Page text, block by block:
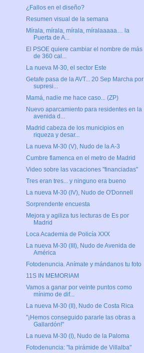
¿Fallos en el diseño?
Resumen visual de la semana
Mírala, mírala, mírala, míralaaaaa… la
Puerta de A...
El PSOE quiere cambiar el nombre de más
de 360 cal...
La nueva M-30, el sector Este
Getafe pasa de la AVT... 20 Sep Marcha por
supresi...
Mamá, nadie me hace caso... (ZP)
Nuevo aparcamiento para residentes en la
avenida d...
Madrid cabeza de los municipios en
riqueza y desar...
La nueva M-30 (V), Nudo de la A-3
Cumbre flamenca en el metro de Madrid
Video sobre las vacaciones "financiadas"
Tres eran tres... y ninguno era bueno
La nueva M-30 (IV), Nudo de O'Donnell
Sorprendente encuesta
Mejora y agiliza tus lecturas de Es por
Madrid
Loca Academia de Policía XXX
La nueva M-30 (III), Nudo de Avenida de
América
Fotodenuncia. Anímate y mándanos tu foto
11S IN MEMORIAM
Vamos a ganar por veinte puntos como
mínimo de dif...
La nueva M-30 (II), Nudo de Costa Rica
"¡Hemos conseguido pararle las obras a
Gallardón!"
La nueva M-30 (I), Nudo de la Paloma
Fotodenuncia: "la pirámide de Villalba"